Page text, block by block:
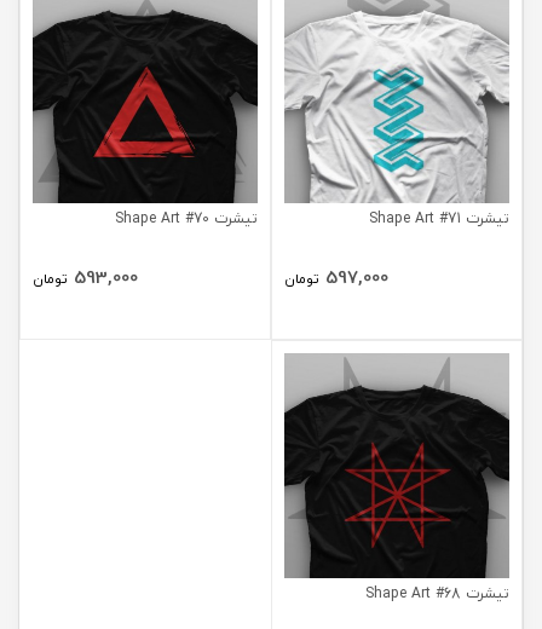
تیشرت Shape Art #71
597,000 تومان
تیشرت Shape Art #70
593,000 تومان
تیشرت Shape Art #68